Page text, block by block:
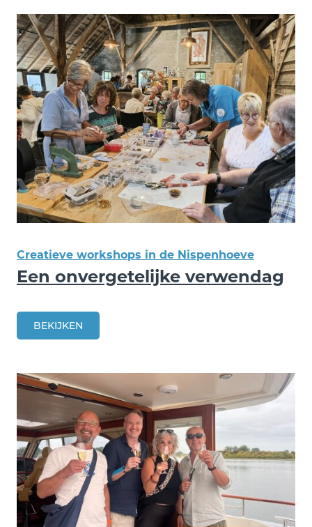
Creatieve workshops in de Nispenhoeve
Een onvergetelijke verwendag
BEKIJKEN